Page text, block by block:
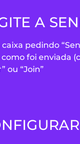
A
pedindo
como foi enviada
ou “Join”